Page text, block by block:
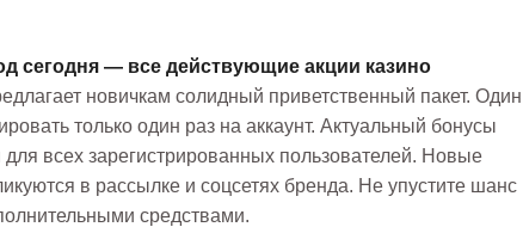
сегодня — все действующие акции казино
новичкам солидный приветственный пакет. Один
только один раз на аккаунт. Актуальный бонусы
для всех зарегистрированных пользователей. Новые
в рассылке и соцсетях бренда. Не упустите шанс
средствами.